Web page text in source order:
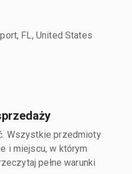
FL, United States
Wszystkie przedmioty
i miejscu, w którym
pełne warunki